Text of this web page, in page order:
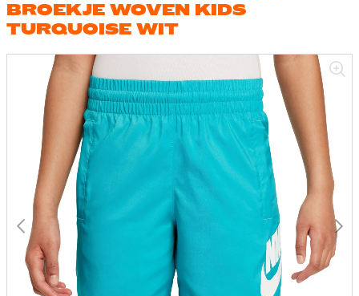
BROEKJE WOVEN KIDS
TURQUOISE WIT
afbeeldingen-